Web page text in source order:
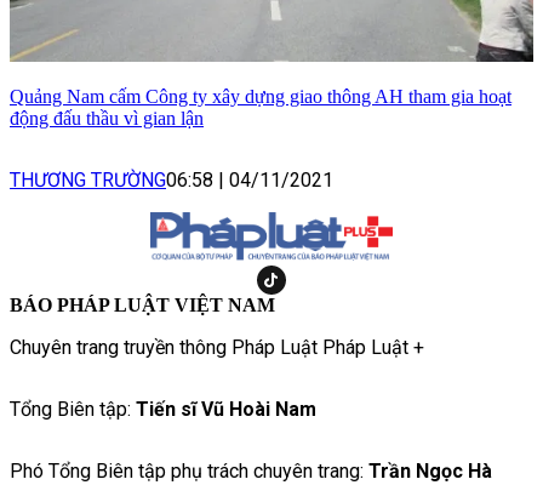
Quảng Nam cấm Công ty xây dựng giao thông AH tham gia hoạt
động đấu thầu vì gian lận
THƯƠNG TRƯỜNG06:58 04/11/2021
BÁO PHÁP LUẬT VIỆT NAM
Chuyên trang truyền thông Pháp Luật Pháp Luật +
Tổng Biên tập: Tiến sĩ Vũ Hoài Nam
Phó Tổng Biên tập phụ trách chuyên trang: Trần Ngọc Hà